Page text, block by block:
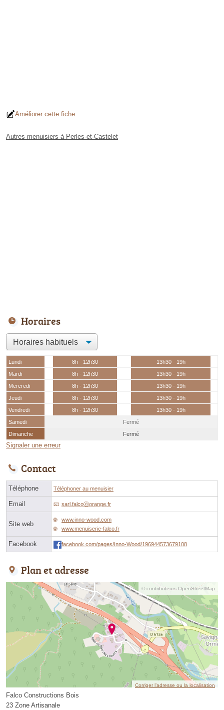
Améliorer cette fiche
Autres menuisiers à Perles-et-Castelet
Horaires
Lundi 8h - 12h30
13h30 - 19h
Mardi
8h - 12h30
13h30 - 19h
Mercredi
8h - 12h30
13h30 - 19h
Jeudi
8h - 12h30
13h30 - 19h
Vendredi
8h - 12h30
13h30 - 19h
Samedi
Fermé
Dimanche
Fermé
Signaler une erreur
Contact
Téléphone Téléphoner au menuisier
Email sarl.falcoⓐorange.fr
Site web
www.inno-wood.com
www.menuiserie-falco.fr
Facebook facebook.com/pages/Inno-Wood/196944573679108
Plan et adresse
© contributeurs OpenStreetMap
Corriger l’adresse ou la localisation
Falco Constructions Bois
23 Zone Artisanale